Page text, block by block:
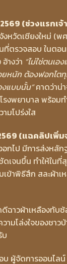
(ช่วงแรกเจ้
งหวัดเชียงใหม่ (
ตรวจสอบ ในตอน
างว่า “ไม่ใช่ตนเอ
ยหนัก ต้องฟอกไต
งแบบนั้น”คาดว่าน่
รงพยาบาล พร้อม
มโปร่งใส
(แฉคลิปเพิ่
กไป มีการส่งหลั
เจนขึ้น ทำให้ในที่
ข้าพิธีสึก สละผ้าเ
ฉาวผ้าเหลืองทับซ้
ามโล่งใจของชา
บ ผู้จัดการออนไลน์